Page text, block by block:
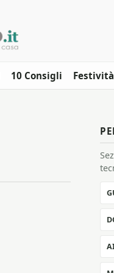
10 Consigli Festività